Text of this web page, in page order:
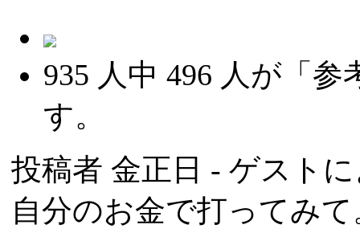
935 人中 496 人が「参
す。
投稿者 金正日 - ゲスト
自分のお金で打ってみ